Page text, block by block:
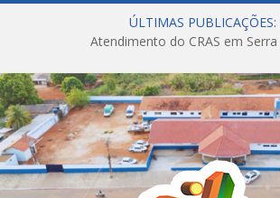
ÚLTIMAS PUBLICAÇÕES:
Atendimento do CRAS em Serra